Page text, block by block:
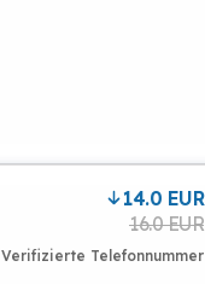
14.0 EUR
16.0 EUR
Verifizierte Telefonnummer